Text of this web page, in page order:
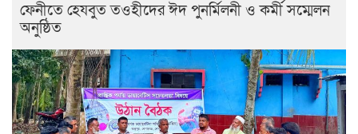
ফেনীতে হেযবুত তওহীদের ঈদ পুনর্মিলনী ও কর্মী সম্মেলন
অনুষ্ঠিত